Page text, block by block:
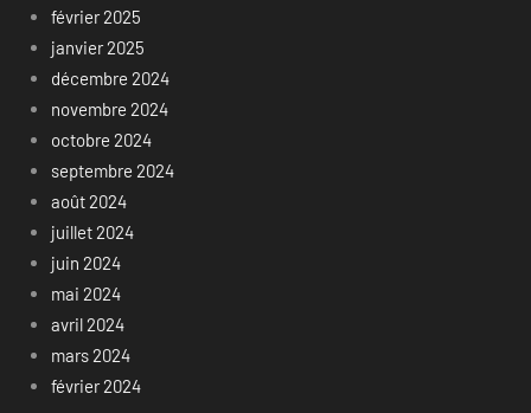
février 2025
janvier 2025
décembre 2024
novembre 2024
octobre 2024
septembre 2024
août 2024
juillet 2024
juin 2024
mai 2024
avril 2024
mars 2024
février 2024